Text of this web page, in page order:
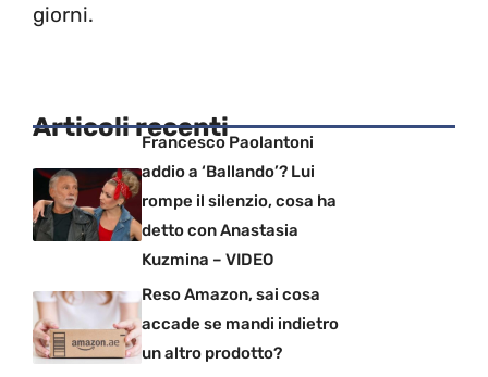
giorni.
Articoli recentiFrancesco Paolantoni
addio a ‘Ballando’? Lui
rompe il silenzio, cosa ha
detto con Anastasia
Kuzmina – VIDEO
Reso Amazon, sai cosa
accade se mandi indietro
un altro prodotto?